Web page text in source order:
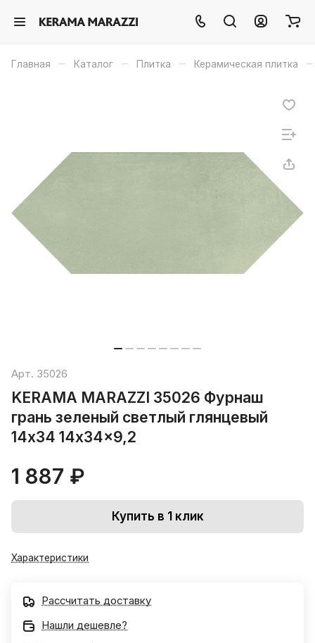
Главная – Каталог – Плитка – Керамическая плитка –
Арт. 35026
KERAMA MARAZZI 35026 Фурнаш
грань зеленый светлый глянцевый
14х34 14x34x9,2
1 887 ₽
Купить в 1 клик
Характеристики
Рассчитать доставку
Нашли дешевле?